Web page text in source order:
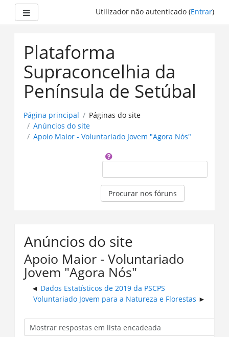
principal
Utilizador não autenticado (Entrar)
Plataforma
Supraconcelhia da
Península de Setúbal
Página principal
Páginas do site
Anúncios do site
Apoio Maior - Voluntariado Jovem "Agora Nós"
Procurar nos fóruns
Anúncios do site
Apoio Maior - Voluntariado
Jovem "Agora Nós"
Dados Estatísticos de 2019 da PSCPS
Voluntariado Jovem para a Natureza e Florestas